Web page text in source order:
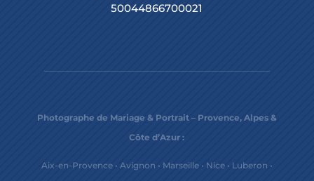
50044866700021
Photographe de Mariage & Portrait – Provence, Alpes &
Côte d’Azur :
Aix-en-Provence• Avignon • Marseille• Nice• Luberon •